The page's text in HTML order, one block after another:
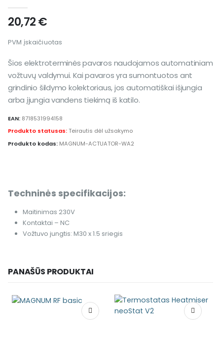
20,72€
PVM įskaičiuotas
Šios elektroterminės pavaros naudojamos automatiniam
vožtuvų valdymui. Kai pavaros yra sumontuotos ant
grindinio šildymo kolektoriaus, jos automatiškai išjungia
arba įjungia vandens tiekimą iš katilo.
EAN: 8718531994158
Produkto statusas:Teirautis dėl užsakymo
Produkto kodas: MAGNUM-ACTUATOR-WA2
Techninės specifikacijos:
Maitinimas 230V
Kontaktai – NC
Vožtuvo jungtis: M30 x 1.5 sriegis
PANAŠŪS PRODUKTAI